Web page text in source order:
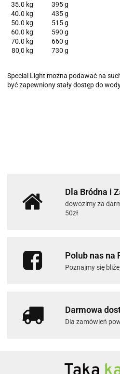
35.0 kg
395 g
40.0 kg
435 g
50.0 kg
515 g
60.0 kg
590 g
70.0 kg
660 g
80,0 kg
730 g
Special Light można podawać na
być zapewniony stały dostęp do
Dla Bródna i
dowozimy za
50zł
Polub nas na
Poznajmy się
Darmowa
Dla zamówień